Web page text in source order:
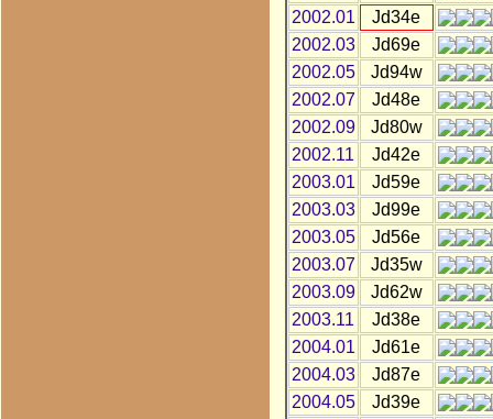
2002.01
Jd34e
2002.03
Jd69e
2002.05
Jd94w
2002.07
Jd48e
2002.09
Jd80w
2002.11
Jd42e
2003.01
Jd59e
2003.03
Jd99e
2003.05
Jd56e
2003.07
Jd35w
2003.09
Jd62w
2003.11
Jd38e
2004.01
Jd61e
2004.03
Jd87e
2004.05
Jd39e